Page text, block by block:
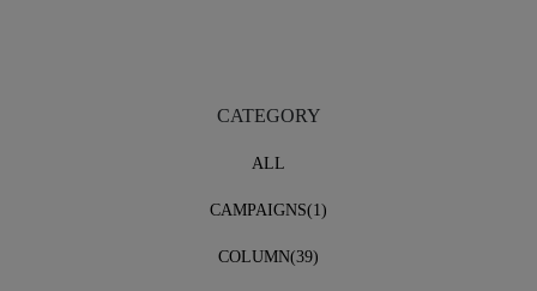
CATEGORY
ALL
CAMPAIGNS(1)
COLUMN(39)